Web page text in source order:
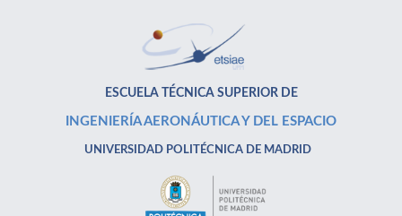
ESCUELA TÉCNICA SUPERIOR DE
INGENIERÍA AERONÁUTICA Y DEL ESPACIO
UNIVERSIDAD POLITÉCNICA DE MADRID